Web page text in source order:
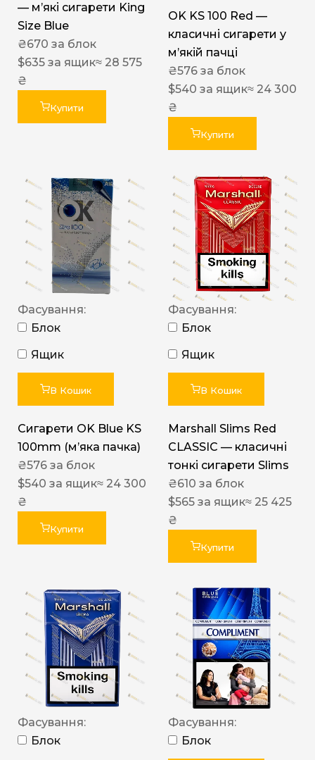
— м’які сигарети King
Size Blue
₴670 за блок
$635 за ящик≈ 28 575
₴
Купити
OK KS 100 Red —
класичні сигарети у
м’якій пачці
₴576 за блок
$540 за ящик≈ 24 300
₴
Купити
Фасування:
Блок
Ящик
В Кошик
Сигарети OK Blue KS
100mm (м’яка пачка)
₴576 за блок
$540 за ящик≈ 24 300
₴
Купити
Фасування:
Блок
Ящик
В Кошик
Marshall Slims Red
CLASSIC — класичні
тонкі сигарети Slims
₴610 за блок
$565 за ящик≈ 25 425
₴
Купити
Фасування:
Блок
Фасування:
Блок